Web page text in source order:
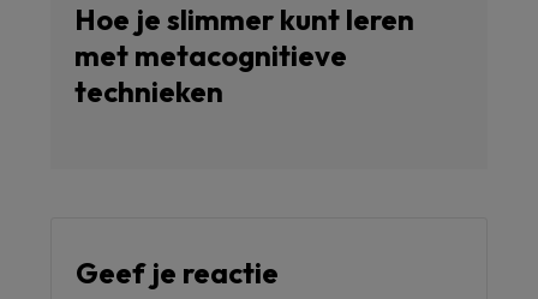
Hoe je slimmer kunt leren
met metacognitieve
technieken
Geef je reactie